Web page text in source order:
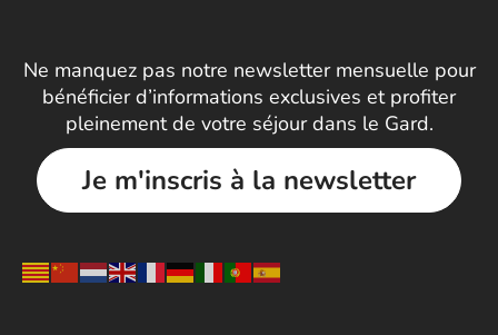
Ne manquez pas notre newsletter mensuelle pour
bénéficier d’informations exclusives et profiter
pleinement de votre séjour dans le Gard.
Je m'inscris à la newsletter